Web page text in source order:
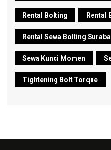
Rental Bolting Rental
Rental Sewa Bolting
Sewa Kunci Momen
Tightening Bolt Torque